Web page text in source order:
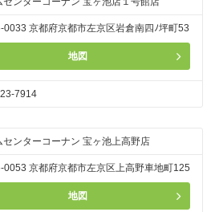
0033 京都府京都市左京区岩倉南四ﾉ坪町53
地図
7914
センターコーナン 宝ヶ池上高野店
0053 京都府京都市左京区上高野車地町125
地図